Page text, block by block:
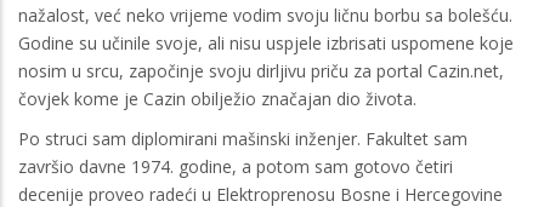
nažalost, već neko vrijeme vodim svoju ličnu borbu sa bolešću.
Godine su učinile svoje, ali nisu uspjele izbrisati uspomene koje
nosim u srcu, započinje svoju dirljivu priču za portal Cazin.net,
čovjek kome je Cazin obilježio značajan dio života.
Po struci sam diplomirani mašinski inženjer. Fakultet sam
završio davne 1974. godine, a potom sam gotovo četiri
decenije proveo radeći u Elektroprenosu Bosne i Hercegovine